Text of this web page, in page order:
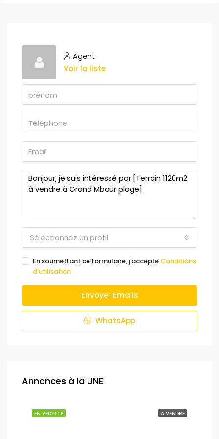
Agent
Voir la liste
Sélectionnez un profil
En soumettant ce formulaire, j'accepte Conditions
d'utilisation
Envoyer Emails
WhatsApp
Annonces à la UNE
A VENDRE
EN VEDETTE